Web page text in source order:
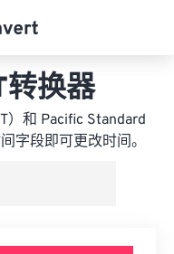
换器
）和 Pacific Standard
字段即可更改时间。